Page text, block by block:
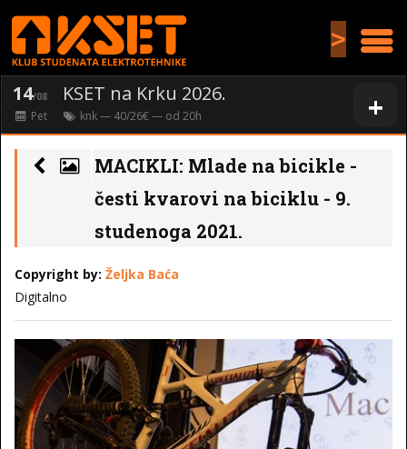
>
+
14/08 KSET na Krku 2026.
Pet knk— 40/26€ — od 20h
MACIKLI: Mlade na bicikle -
česti kvarovi na biciklu - 9.
studenoga 2021.
Copyright by: Željka Baća
Digitalno